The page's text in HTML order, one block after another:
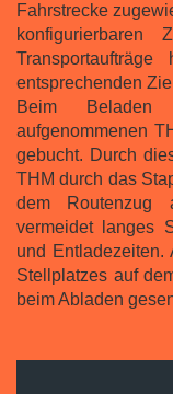
Fahrstrecke
konfigurierbaren
entsprechenden
Beim
aufgenommenen
gebucht. Durch
THM durch das
dem Routenzug
vermeidet langes
und
Stellplatzes auf
beim Abladen